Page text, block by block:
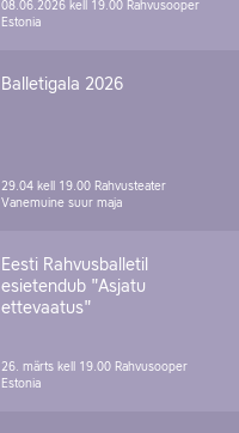
08.06.2026 kell 19.00 Rahvusooper
Estonia
Balletigala 2026
29.04 kell 19.00 Rahvusteater
Vanemuine suur maja
Eesti Rahvusballetil
esietendub "Asjatu
ettevaatus"
26. märts kell 19.00 Rahvusooper
Estonia